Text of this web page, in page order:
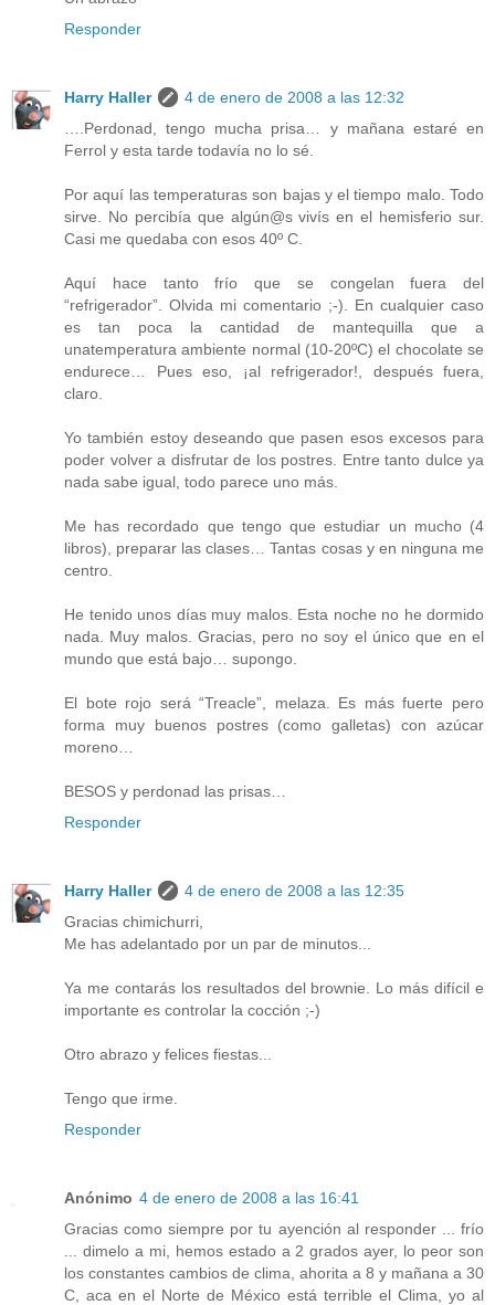
Responder
Harry Haller
4 de enero de 2008 a las 12:32
….Perdonad, tengo mucha prisa… y mañana estaré en
Ferrol y esta tarde todavía no lo sé.
Por aquí las temperaturas son bajas y el tiempo malo. Todo
sirve. No percibía que algún@s vivís en el hemisferio sur.
Casi me quedaba con esos 40º C.
Aquí hace tanto frío que se congelan fuera del
“refrigerador”. Olvida mi comentario ;-). En cualquier caso
es tan poca la cantidad de mantequilla que a
unatemperatura ambiente normal (10-20ºC) el chocolate se
endurece… Pues eso, ¡al refrigerador!, después fuera,
claro.
Yo también estoy deseando que pasen esos excesos para
poder volver a disfrutar de los postres. Entre tanto dulce ya
nada sabe igual, todo parece uno más.
Me has recordado que tengo que estudiar un mucho (4
libros), preparar las clases… Tantas cosas y en ninguna me
centro.
He tenido unos días muy malos. Esta noche no he dormido
nada. Muy malos. Gracias, pero no soy el único que en el
mundo que está bajo… supongo.
El bote rojo será “Treacle”, melaza. Es más fuerte pero
forma muy buenos postres (como galletas) con azúcar
moreno…
BESOS y perdonad las prisas…
Responder
Harry Haller
4 de enero de 2008 a las 12:35
Gracias chimichurri,
Me has adelantado por un par de minutos...
Ya me contarás los resultados del brownie. Lo más difícil e
importante es controlar la cocción ;-)
Otro abrazo y felices fiestas...
Tengo que irme.
Responder
Anónimo 4 de enero de 2008 a las 16:41
Gracias como siempre por tu ayención al responder ... frío
... dimelo a mi, hemos estado a 2 grados ayer, lo peor son
los constantes cambios de clima, ahorita a 8 y mañana a 30
C, aca en el Norte de México está terrible el Clima, yo al